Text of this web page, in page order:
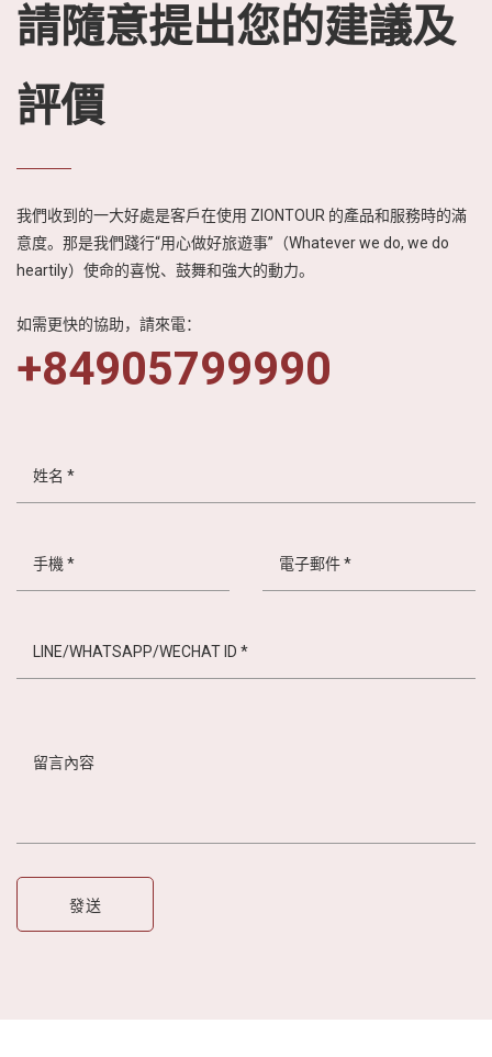
請隨意提出您的建議及
評價
我們收到的一大好處是客戶在使用 ZIONTOUR 的產品和服務時的滿
意度。那是我們踐行“用心做好旅遊事”（Whatever we do, we do
heartily）使命的喜悅、鼓舞和強大的動力。
如需更快的協助，請來電：
+84905799990